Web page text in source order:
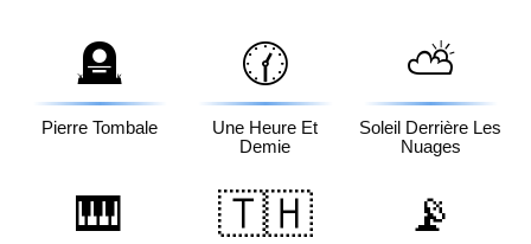
🪦
Pierre Tombale
🕜
Une Heure Et
Demie
⛅
Soleil Derrière Les
Nuages
🎹 🇹🇭 📡